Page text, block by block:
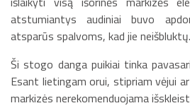
atstumiantys audiniai buvo
atsparūs spalvoms, kad jie neišbluktų.
Ši stogo danga puikiai tinka
Esant lietingam orui, stipriam vėjui
markizės nerekomenduojama